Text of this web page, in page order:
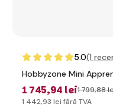
5.0(1
Hobbyzone Mini
1 745,94 lei1 799,88
1 442,93 lei fără TVA